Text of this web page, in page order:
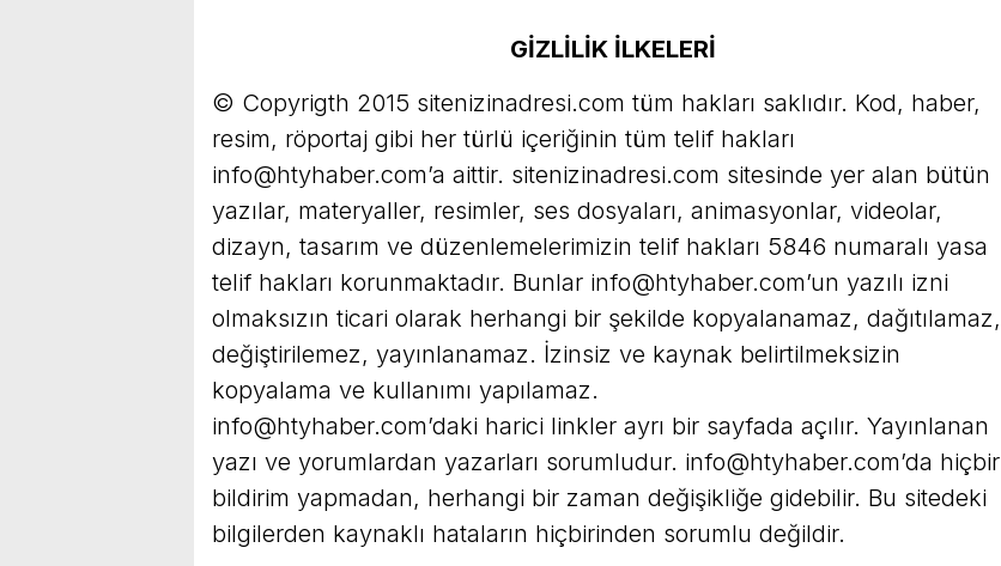
GİZLİLİK İLKELERİ
© Copyrigth 2015 sitenizinadresi.com tüm hakları saklıdır. Kod, haber,
resim, röportaj gibi her türlü içeriğinin tüm telif hakları
info@htyhaber.com’a aittir. sitenizinadresi.com sitesinde yer alan bütün
yazılar, materyaller, resimler, ses dosyaları, animasyonlar, videolar,
dizayn, tasarım ve düzenlemelerimizin telif hakları 5846 numaralı yasa
telif hakları korunmaktadır. Bunlar info@htyhaber.com’un yazılı izni
olmaksızın ticari olarak herhangi bir şekilde kopyalanamaz, dağıtılamaz,
değiştirilemez, yayınlanamaz. İzinsiz ve kaynak belirtilmeksizin
kopyalama ve kullanımı yapılamaz.
info@htyhaber.com’daki harici linkler ayrı bir sayfada açılır. Yayınlanan
yazı ve yorumlardan yazarları sorumludur. info@htyhaber.com’da hiçbir
bildirim yapmadan, herhangi bir zaman değişikliğe gidebilir. Bu sitedeki
bilgilerden kaynaklı hataların hiçbirinden sorumlu değildir.